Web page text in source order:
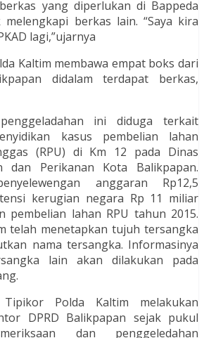
yang diperlukan di Bappeda
berkas lain. “Saya kira
lagi,”ujarnya
Kaltim membawa empat boks dari
didalam terdapat berkas,
ini diduga terkait
kasus pembelian lahan
(RPU) di Km 12 pada Dinas
dan Perikanan Kota Balikpapan.
anggaran Rp12,5
kerugian negara Rp 11 miliar
pembelian lahan RPU tahun 2015.
telah menetapkan tujuh tersangka
nama tersangka. Informasinya
lain akan dilakukan pada
Polda Kaltim melakukan
DPRD Balikpapan sejak pukul
dan penggeledahan